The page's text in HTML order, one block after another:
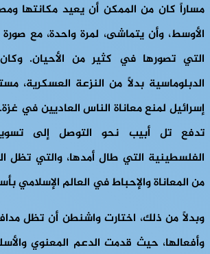
مساراً كان من الممكن أن يعيد مكانتها
الأوسط، وأن يتماشى، لمرة واحدة، مع
التي تصورها في كثير من الأحيان.
الدبلوماسية بدلاً من النزعة العسكرية،
إسرائيل لمنع معاناة الناس العاديين في
تدفع تل أبيب نحو التوصل إلى
الفلسطينية التي طال أمدها، والتي تظل
من المعاناة والإحباط في العالم الإسلامي
وبدلاً من ذلك، اختارت واشنطن أن تظل
وأفعالها، حيث قدمت الدعم المعنوي